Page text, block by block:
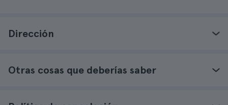
Dirección
Otras cosas que deberías saber